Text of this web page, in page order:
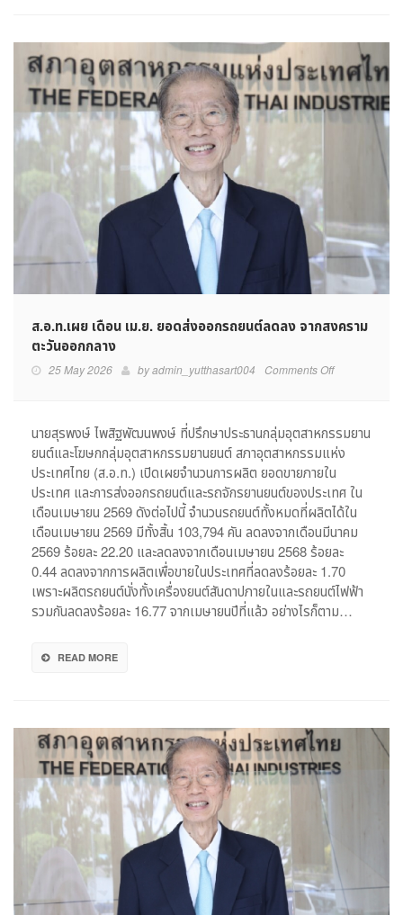
ส.อ.ท.เผย เดือน เม.ย. ยอดส่งออกรถยนต์ลดลง จากสงคราม
ตะวันออกกลาง
25 May 2026 byadmin_yutthasart004 Comments Offon
ยอด
ส่ง
ออก
รถยนต์
ลดลง
จาก
สงคราม
ตะวันออกกลาง
นายสุรพงษ์ ไพสิฐพัฒนพงษ์ ที่ปรึกษาประธานกลุ่มอุตสาหกรรมยาน
ยนต์และโฆษกกลุ่มอุตสาหกรรมยานยนต์ สภาอุตสาหกรรมแห่ง
ประเทศไทย (ส.อ.ท.) เปิดเผยจำนวนการผลิต ยอดขายภายใน
ประเทศ และการส่งออกรถยนต์และรถจักรยานยนต์ของประเทศ ใน
เดือนเมษายน 2569 ดังต่อไปนี้ จำนวนรถยนต์ทั้งหมดที่ผลิตได้ใน
เดือนเมษายน 2569 มีทั้งสิ้น 103,794 คัน ลดลงจากเดือนมีนาคม
2569 ร้อยละ 22.20 และลดลงจากเดือนเมษายน 2568 ร้อยละ
0.44 ลดลงจากการผลิตเพื่อขายในประเทศที่ลดลงร้อยละ 1.70
เพราะผลิตรถยนต์นั่งทั้งเครื่องยนต์สันดาปภายในและรถยนต์ไฟฟ้า
รวมกันลดลงร้อยละ 16.77 จากเมษายนปีที่แล้ว อย่างไรก็ตาม…
READ MORE